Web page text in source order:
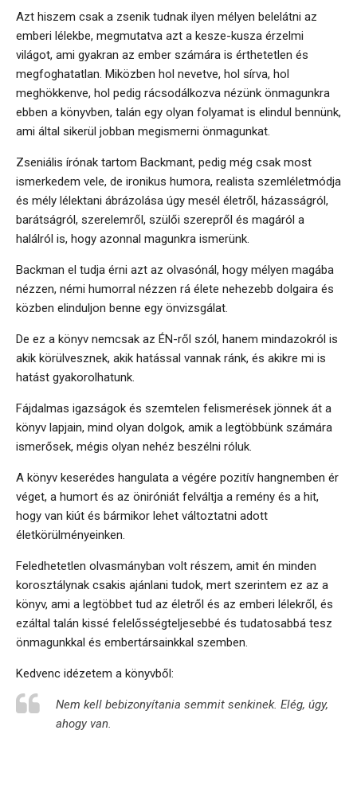
Azt hiszem csak a zsenik tudnak ilyen mélyen belelátni az
emberi lélekbe, megmutatva azt a kesze-kusza érzelmi
világot, ami gyakran az ember számára is érthetetlen és
megfoghatatlan. Miközben hol nevetve, hol sírva, hol
meghökkenve, hol pedig rácsodálkozva nézünk önmagunkra
ebben a könyvben, talán egy olyan folyamat is elindul bennünk,
ami által sikerül jobban megismerni önmagunkat.
Zseniális írónak tartom Backmant, pedig még csak most
ismerkedem vele, de ironikus humora, realista szemléletmódja
és mély lélektani ábrázolása úgy mesél életről, házasságról,
barátságról, szerelemről, szülői szerepről és magáról a
halálról is, hogy azonnal magunkra ismerünk.
Backman el tudja érni azt az olvasónál, hogy mélyen magába
nézzen, némi humorral nézzen rá élete nehezebb dolgaira és
közben elinduljon benne egy önvizsgálat.
De ez a könyv nemcsak az ÉN-ről szól, hanem mindazokról is
akik körülvesznek, akik hatással vannak ránk, és akikre mi is
hatást gyakorolhatunk.
Fájdalmas igazságok és szemtelen felismerések jönnek át a
könyv lapjain, mind olyan dolgok, amik a legtöbbünk számára
ismerősek, mégis olyan nehéz beszélni róluk.
A könyv keserédes hangulata a végére pozitív hangnemben ér
véget, a humort és az öniróniát felváltja a remény és a hit,
hogy van kiút és bármikor lehet változtatni adott
életkörülményeinken.
Feledhetetlen olvasmányban volt részem, amit én minden
korosztálynak csakis ajánlani tudok, mert szerintem ez az a
könyv, ami a legtöbbet tud az életről és az emberi lélekről, és
ezáltal talán kissé felelősségteljesebbé és tudatosabbá tesz
önmagunkkal és embertársainkkal szemben.
Kedvenc idézetem a könyvből:
Nem kell bebizonyítania semmit senkinek. Elég, úgy,
ahogy van.